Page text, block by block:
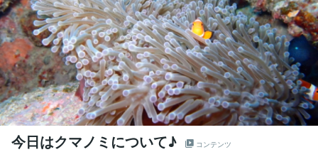
今日はクマノミについて♪ コンテンツ